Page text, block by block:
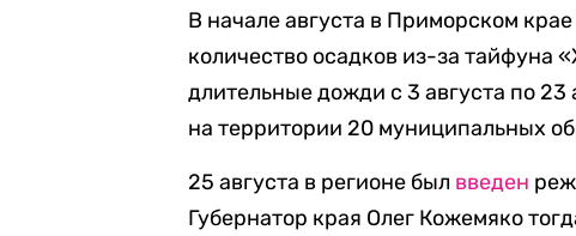
В начале августа в Приморском крае
количество осадков из-за тайфуна
длительные дожди с 3 августа по 23
на территории 20 муниципальных
25 августа в регионе был введен
Губернатор края Олег Кожемяко